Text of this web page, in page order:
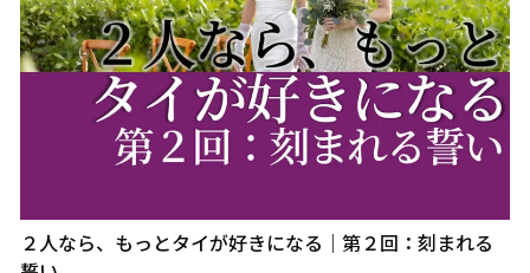
２人なら、もっとタイが好きになる｜第２回：刻まれる